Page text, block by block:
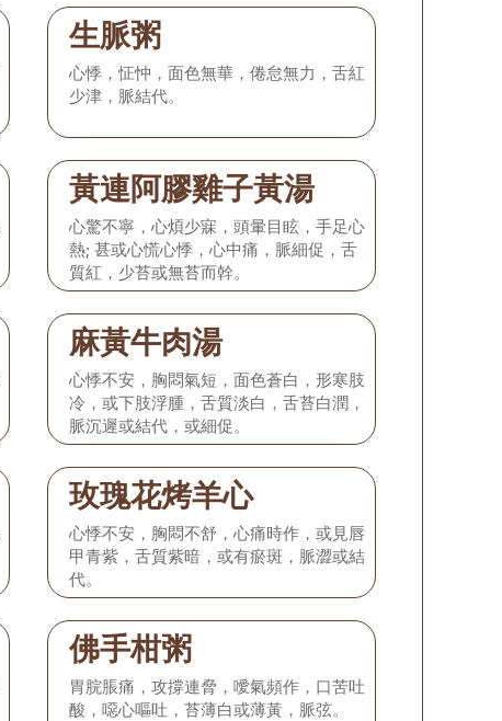
生脈粥
心悸，怔忡，面色無華，倦怠無力，舌紅
少津，脈結代。
黃連阿膠雞子黃湯
心驚不寧，心煩少寐，頭暈目眩，手足心
熱; 甚或心慌心悸，心中痛，脈細促，舌
質紅，少苔或無苔而幹。
麻黃牛肉湯
心悸不安，胸悶氣短，面色蒼白，形寒肢
冷，或下肢浮腫，舌質淡白，舌苔白潤，
脈沉遲或結代，或細促。
玫瑰花烤羊心
心悸不安，胸悶不舒，心痛時作，或見唇
甲青紫，舌質紫暗，或有瘀斑，脈澀或結
代。
佛手柑粥
胃脘脹痛，攻撐連脅，噯氣頻作，口苦吐
酸，噁心嘔吐，苔薄白或薄黃，脈弦。